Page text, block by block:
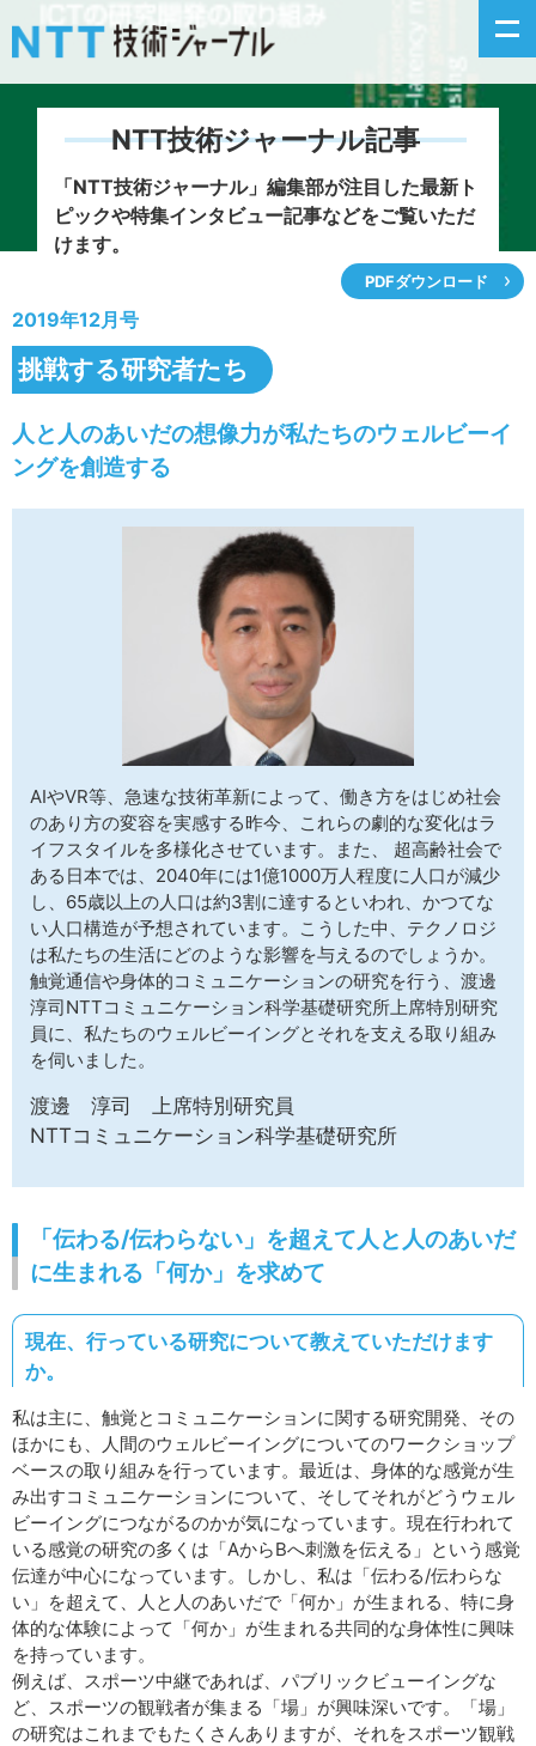
新着情報
掲載月毎記事
イベントカレンダー
サイトマップ
NTT技術ジャーナル記事
「NTT技術ジャーナル」編集部が注目した最新ト
ピックや特集インタビュー記事などをご覧いただ
けます。
PDFダウンロード
2019年12月号
挑戦する研究者たち
人と人のあいだの想像力が私たちのウェルビーイ
ングを創造する
AIやVR等、急速な技術革新によって、働き方をはじめ社会
のあり方の変容を実感する昨今、これらの劇的な変化はラ
イフスタイルを多様化させています。また、 超高齢社会で
ある日本では、2040年には1億1000万人程度に人口が減少
し、65歳以上の人口は約3割に達するといわれ、かつてな
い人口構造が予想されています。こうした中、テクノロジ
は私たちの生活にどのような影響を与えるのでしょうか。
触覚通信や身体的コミュニケーションの研究を行う、渡邊
淳司NTTコミュニケーション科学基礎研究所上席特別研究
員に、私たちのウェルビーイングとそれを支える取り組み
を伺いました。
渡邊 淳司 上席特別研究員
NTTコミュニケーション科学基礎研究所
「伝わる/伝わらない」を超えて人と人のあいだ
に生まれる「何か」を求めて
現在、行っている研究について教えていただけます
か。
私は主に、触覚とコミュニケーションに関する研究開発、その
ほかにも、人間のウェルビーイングについてのワークショップ
ベースの取り組みを行っています。最近は、身体的な感覚が生
み出すコミュニケーションについて、そしてそれがどうウェル
ビーイングにつながるのかが気になっています。現在行われて
いる感覚の研究の多くは「AからBへ刺激を伝える」という感覚
伝達が中心になっています。しかし、私は「伝わる/伝わらな
い」を超えて、人と人のあいだで「何か」が生まれる、特に身
体的な体験によって「何か」が生まれる共同的な身体性に興味
を持っています。
例えば、スポーツ中継であれば、パブリックビューイングな
ど、スポーツの観戦者が集まる「場」が興味深いです。「場」
の研究はこれまでもたくさんありますが、それをスポーツ観戦